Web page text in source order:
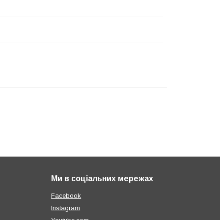
Ми в соціальних мережах
Facebook
Instagram